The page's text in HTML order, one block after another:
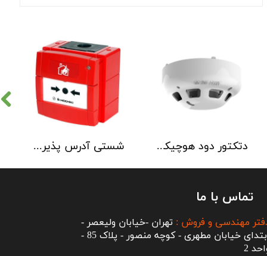
شستی آدرس پذیر ضد آب هوچیکی Hochiki مدل HCP-W SCI دتکتور دود هوچیکی Hochiki مدل SOC-E3N WHT
تماس با ما
مهندسی و فروش : تهران -خیابان ولیعصر -
ابتدای خیابان مطهری - کوچه منصور - پلاک 85 -
2